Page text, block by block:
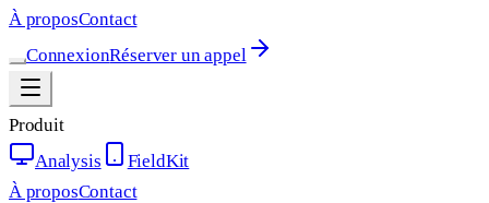
À proposContact
ConnexionRéserver un appel
Produit
Analysis
FieldKit
À proposContact